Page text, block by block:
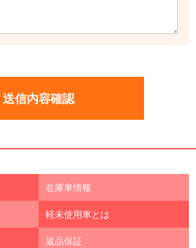
在庫車情報
軽未使用車とは
返品保証